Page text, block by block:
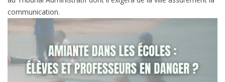
communication.